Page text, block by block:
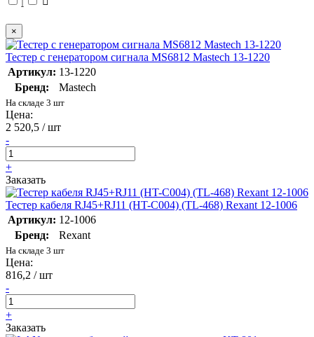
×
Тестер с генератором сигнала MS6812 Mastech 13-1220
Артикул: 13-1220
Бренд:
Mastech
На складе 3 шт
Цена:
2 520,5 / шт
-
+
Заказать
Тестер кабеля RJ45+RJ11 (HT-C004) (TL-468) Rexant 12-1006
Артикул: 12-1006
Бренд:
Rexant
На складе 3 шт
Цена:
816,2 / шт
-
+
Заказать